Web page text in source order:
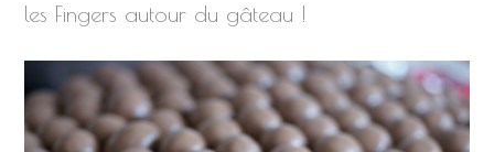
les Fingers autour du gâteau !